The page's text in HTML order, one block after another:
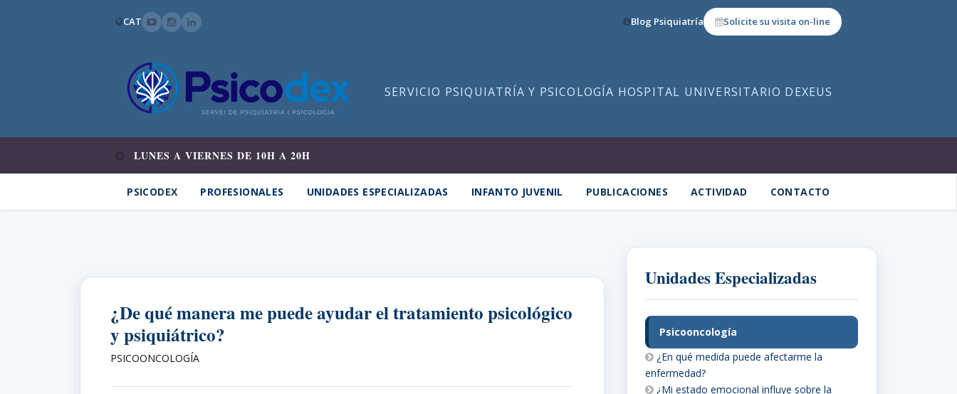
CAT Blog Psiquiatría Solicite su visita on-line
SERVICIO PSIQUIATRÍA Y PSICOLOGÍA HOSPITAL UNIVERSITARIO DEXEUS
LUNES A VIERNES DE 10H A 20H
PSICODEX PROFESIONALES UNIDADES ESPECIALIZADAS INFANTO JUVENIL PUBLICACIONES ACTIVIDAD CONTACTO
¿De qué manera me puede ayudar el tratamiento psicológico
y psiquiátrico?
PSICOONCOLOGÍA
Unidades Especializadas
Psicooncología
¿En qué medida puede afectarme la
enfermedad?
¿Mi estado emocional influye sobre la